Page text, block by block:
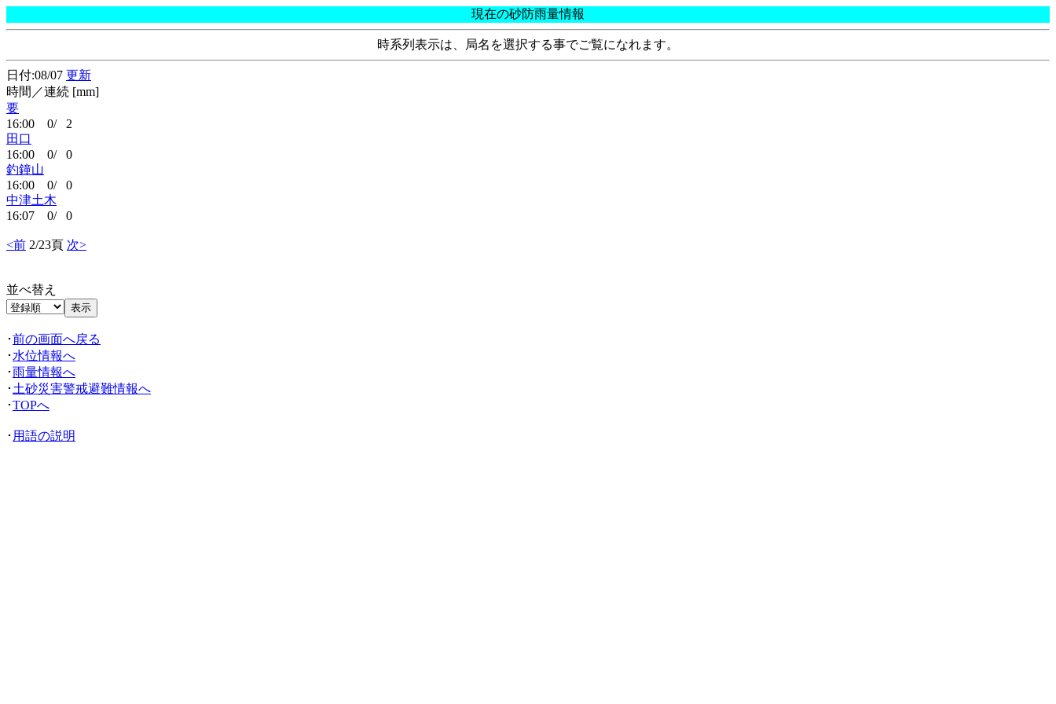
現在の砂防雨量情報
時系列表示は、局名を選択する事でご覧になれます。
日付:08/07 更新
時間／連続 [mm]
要
16:00 0/ 2
田口
16:00 0/ 0
釣鐘山
16:00 0/ 0
中津土木
16:07 0/ 0
<前 2/23頁 次>
並べ替え
･前の画面へ戻る
･ 水位情報へ
･雨量情報へ
･ 土砂災害警戒避難情報へ
･TOPへ
･ 用語の説明